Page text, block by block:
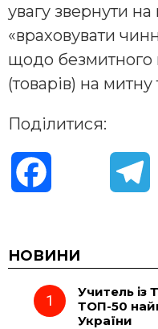
увагу звернути
«враховувати
щодо безмитного
(товарів) на
Поділитися:
c
e e
НОВИНИ
Учитель із
ТОП-50
України